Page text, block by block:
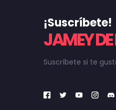
¡Suscríbete!
JAMEY DE
Suscríbete si te